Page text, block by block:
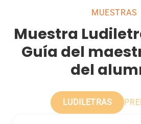
MUESTRAS
Muestra
Guía del
del
LUDILETRAS